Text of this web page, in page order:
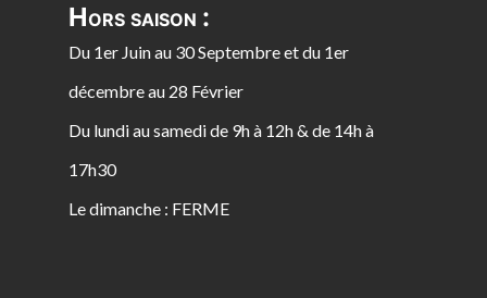
Hors saison :
Du 1er Juin au 30 Septembre et du 1er
décembre au 28 Février
Du lundi au samedi de 9h à 12h & de 14h à
17h30
Le dimanche : FERME